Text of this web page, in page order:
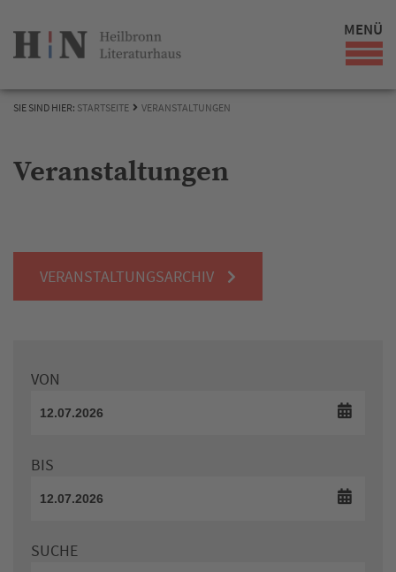
MENÜ
SIE SIND HIER: STARTSEITE VERANSTALTUNGEN
Veranstaltungen
VERANSTALTUNGSARCHIV
VON
BIS
SUCHE